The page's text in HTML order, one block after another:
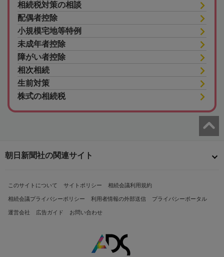
相続税対策の相談
配偶者控除
小規模宅地等特例
未成年者控除
障がい者控除
相次相続
生前対策
株式の相続税
朝日新聞社の関連サイト
このサイトについて サイトポリシー 相続会議利用規約
相続会議プライバシーポリシー 利用者情報の外部送信 プライバシーポータル
運営会社 広告ガイド お問い合わせ